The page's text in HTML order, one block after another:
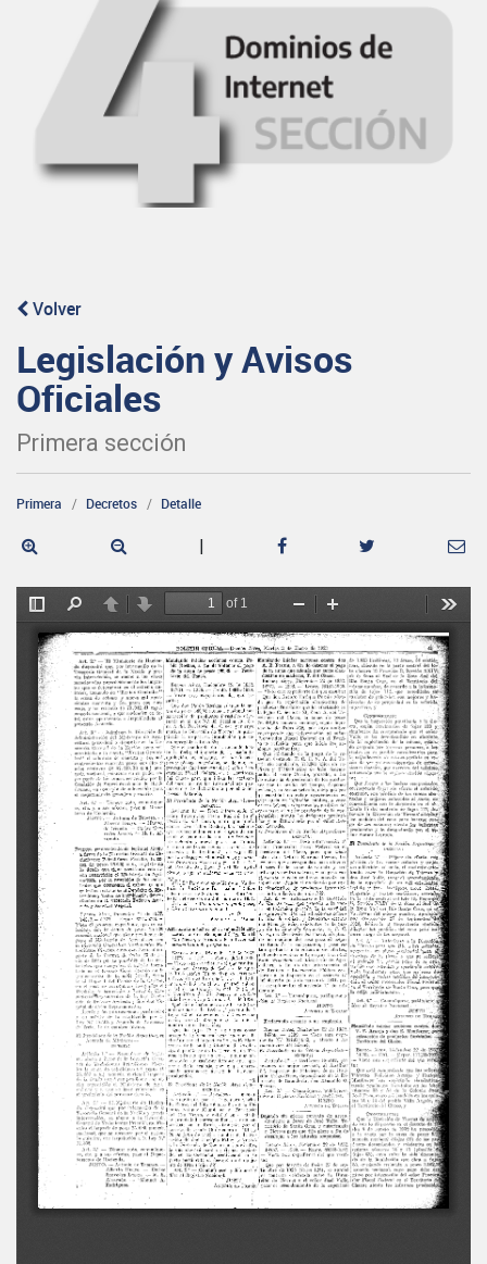
Volver
Legislación y Avisos
Oficiales
Primera sección
Primera Decretos Detalle
|